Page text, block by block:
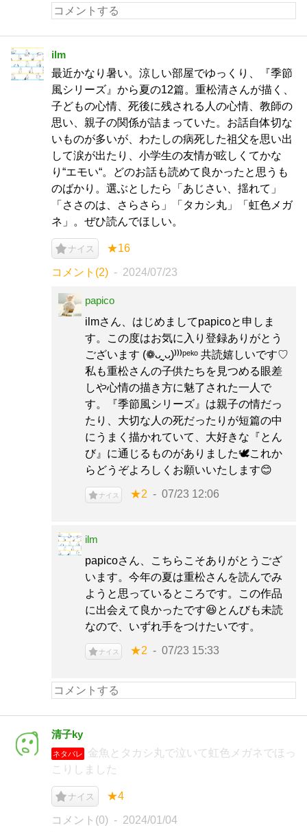
ilm
最近かなり暑い。涼しい部屋でゆっくり、『季節
風シリーズ』から夏の12篇。重松清さんが描く、
子どもの心情、死後に残される人の心情、教師の
思い、親子の関係が詰まっていた。お話自体切な
いものが多いが、わたしの病死した祖父を思い出
して涙が出たり、小学生の友情が眩しくてかな
り“エモい“。どのお話も読めて良かったと思うも
のばかり。選ぶとしたら「あじさい、揺れて」
「ささのは、さらさら」「タカシ丸」「虹色メガ
ネ」。ぜひ読んでほしい。
ナイス ★16
コメント(2) 2024/07/23
papico
ilmさん、はじめましてpapicoと申しま
す。この度はお気に入り登録ありがとう
ございます (❁ᴗ͈ˬᴗ͈)⁾⁾⁾ᵖᵉᵏᵒ 共読嬉しいです♡
私も重松さんの子供たちを見つめる眼差
しや心情の描き方に魅了された一人で
す。『季節風シリーズ』は親子の情だっ
たり、大切な人の死だったりが短篇の中
にうまく描かれていて、大好きな『とん
び』に通じるものがありました🕊️これか
らどうぞよろしくお願いいたします😊
ナイス ★2 07/23 12:06
ilm
papicoさん、こちらこそありがとうござ
います。今年の夏は重松さんを読んでみ
ようと思っているところです。この作品
に出会えて良かったです😆とんびも未読
なので、いずれ手をつけたいです。
ナイス ★2 07/23 15:33
清子ky
ネタバレ
金魚とタカシ丸で泣いて虹色メガネでほっ
こりしました
ナイス ★4
コメント(0) 2024/01/04